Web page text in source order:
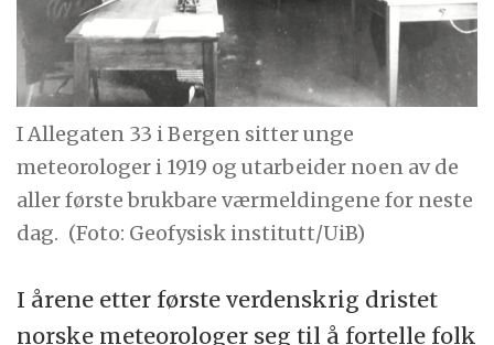
I Allegaten 33 i Bergen sitter unge
meteorologer i 1919 og utarbeider noen av de
aller første brukbare værmeldingene for neste
dag. (Foto: Geofysisk institutt/UiB)
I årene etter første verdenskrig dristet
norske meteorologer seg til å fortelle folk